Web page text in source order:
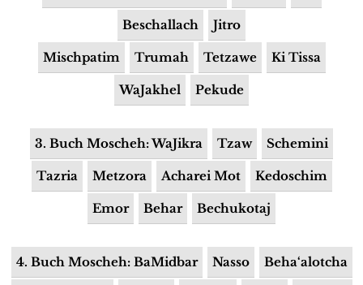
Beschallach Jitro
Mischpatim Trumah Tetzawe Ki Tissa
WaJakhel Pekude
3. Buch Moscheh: WaJikra Tzaw Schemini
Tazria Metzora Acharei Mot Kedoschim
Emor Behar Bechukotaj
4. Buch Moscheh: BaMidbar Nasso Beha‘alotcha